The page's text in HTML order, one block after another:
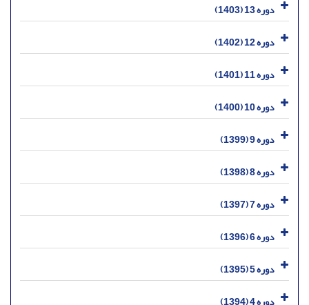
دوره 13 (1403)
دوره 12 (1402)
دوره 11 (1401)
دوره 10 (1400)
دوره 9 (1399)
دوره 8 (1398)
دوره 7 (1397)
دوره 6 (1396)
دوره 5 (1395)